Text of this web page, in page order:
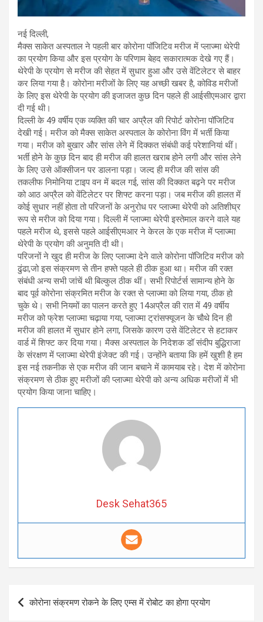
नई दिल्ली,
मैक्स साकेत अस्पताल ने पहली बार कोरोना पॉजिटिव मरीज में प्लाज्मा थेरेपी
का प्रयोग किया और इस प्रयोग के परिणाम बेहद सकारात्मक देखे गए हैं।
थेरेपी के प्रयोग से मरीज की सेहत में सुधार हुआ और उसे वेंटिलेटर से बाहर
कर लिया गया है। कोरोना मरीजों के लिए यह अच्छी खबर है, कोविड मरीजों
के लिए इस थेरेपी के प्रयोग की इजाजत कुछ दिन पहले ही आईसीएमआर द्वारा
दी गई थी।
दिल्ली के 49 वर्षीय एक व्यक्ति की चार अप्रैल की रिपोर्ट कोरोना पॉजिटिव
देखी गई। मरीज को मैक्स साकेत अस्पताल के कोरोना विंग में भर्ती किया
गया। मरीज को बुखार और सांस लेने में दिक्कत संबंधी कई परेशानियां थीं।
भर्ती होने के कुछ दिन बाद ही मरीज की हालत खराब होने लगी और सांस लेने
के लिए उसे ऑक्सीजन पर डालना पड़ा। जल्द ही मरीज की सांस की
तकलीफ निमोनिया टाइप वन में बदल गई, सांस की दिक्कत बढ़ने पर मरीज
को आठ अप्रैल को वेंटिलेटर पर शिफ्ट करना पड़ा। जब मरीज की हालत में
कोई सुधार नहीं होता तो परिजनों के अनुरोध पर प्लाज्मा थेरेपी को अतिशीघ्र
रूप से मरीज को दिया गया। दिल्ली में प्लाज्मा थेरेपी इस्तेमाल करने वाले यह
पहले मरीज थे, इससे पहले आईसीएमआर ने केरल के एक मरीज में प्लाज्मा
थेरेपी के प्रयोग की अनुमति दी थी।
परिजनों ने खुद ही मरीज के लिए प्लाज्मा देने वाले कोरोना पॉजिटिव मरीज को
ढुंढा,जो इस संक्रमण से तीन हफ्ते पहले ही ठीक हुआ था। मरीज की रक्त
संबंधी अन्य सभी जांचें थी बिल्कुल ठीक थीं। सभी रिपोर्टर्स सामान्य होने के
बाद पूर्व कोरोना संक्रमित मरीज के रक्त से प्लाज्मा को लिया गया, ठीक हो
चुके थे। सभी नियमों का पालन करते हुए 14अप्रैल की रात में 49 वर्षीय
मरीज को फ्रेश प्लाज्मा चढ़ाया गया, प्लाज्मा ट्रांसफ्यूजन के चौथे दिन ही
मरीज की हालत में सुधार होने लगा, जिसके कारण उसे वेंटिलेटर से हटाकर
वार्ड में शिफ्ट कर दिया गया। मैक्स अस्पताल के निदेशक डॉ संदीप बुद्धिराजा
के संरक्षण में प्लाज्मा थेरेपी इंजेक्ट की गई। उन्होंने बताया कि हमें खुशी है हम
इस नई तकनीक से एक मरीज की जान बचाने में कामयाब रहे। देश में कोरोना
संक्रमण से ठीक हुए मरीजों की प्लाज्मा थेरेपी को अन्य अधिक मरीजों में भी
प्रयोग किया जाना चाहिए।
Desk Sehat365
Post
navigation
कोरोना संक्रमण रोकने के लिए एम्स में रोबोट का होगा प्रयोग